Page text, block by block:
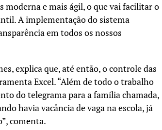
e mais ágil, o que vai facilitar o
A implementação do sistema
em todos os nossos
explica que, até então, o controle das
Excel. “Além de todo o trabalho
do telegrama para a família chamada,
havia vacância de vaga na escola, já
comenta.